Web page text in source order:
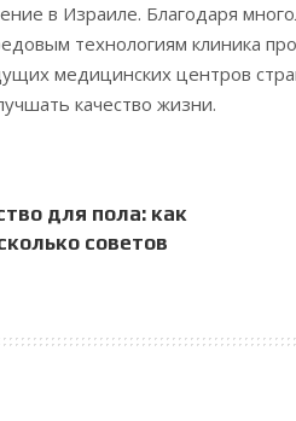
в Израиле. Благодаря
технологиям клиника
медицинских центров
качество жизни.
для пола: как
советов